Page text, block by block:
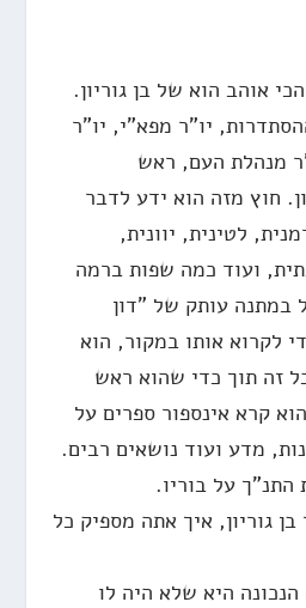
אוהב הוא של בן גוריון.
יו"ר מפא"י, יו"ר
מנהלת העם, ראש
חוץ מזה הוא ידע לדבר
לטינית, יוונית,
ועוד כמה שפות ברמה
במתנה עותק של "דון
לקרוא אותו במקור, הוא
זה תוך כדי שהוא ראש
קרא אינספור ספרים על
מדע ועוד נושאים רבים.
התנ"ך על בוריו.
גוריון, איך אתה מספיק כל
היא שלא היה לו